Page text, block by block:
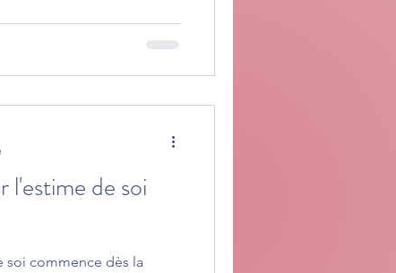
de soi
soi commence dès la